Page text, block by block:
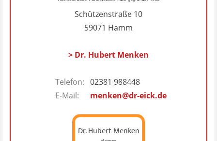
Schützenstraße 10
59071 Hamm
> Dr. Hubert Menken
Telefon: 02381 988448
E-Mail:
menken@dr-eick.de
Dr. Hubert Menken